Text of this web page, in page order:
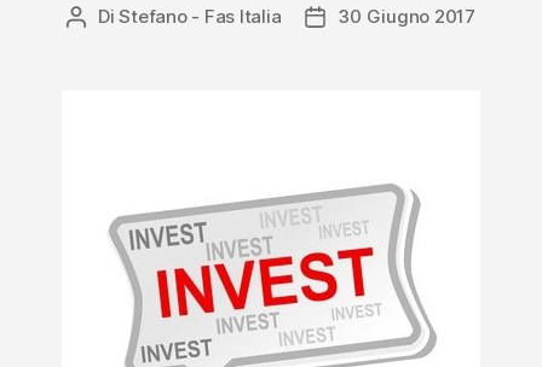
Autore
DiStefano - Fas Italia
Data30 Giugno 2017